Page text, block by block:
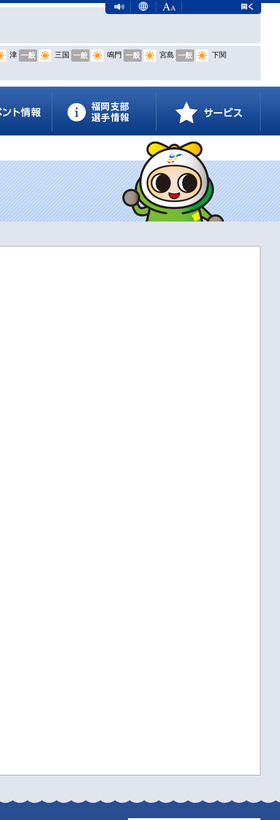
津 一般 三国 一般 鳴門 一般 宮島 一般
下関